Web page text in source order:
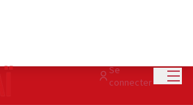
Se
connecter